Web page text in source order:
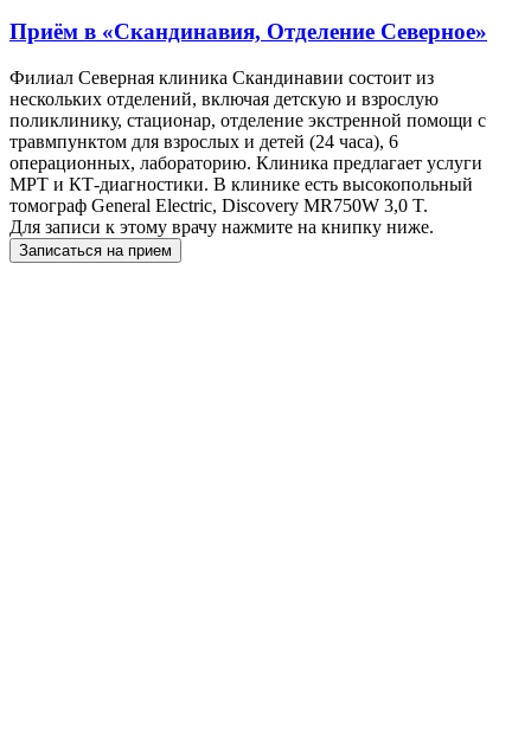
Приём в «Скандинавия, Отделение Северное»
Филиал Северная клиника Скандинавии состоит из
нескольких отделений, включая детскую и взрослую
поликлинику, стационар, отделение экстренной помощи с
травмпунктом для взрослых и детей (24 часа), 6
операционных, лабораторию. Клиника предлагает услуги
МРТ и КТ-диагностики. В клинике есть высокопольный
томограф General Electric, Discovery MR750W 3,0 T.
Для записи к этому врачу нажмите на книпку ниже.
Записаться на прием